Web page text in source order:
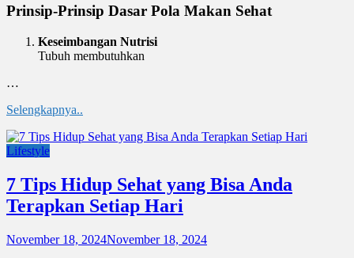
Prinsip-Prinsip Dasar Pola Makan Sehat
Keseimbangan Nutrisi
Tubuh membutuhkan
…
Selengkapnya..
Lifestyle
7 Tips Hidup Sehat yang Bisa Anda
Terapkan Setiap Hari
November 18, 2024November 18, 2024